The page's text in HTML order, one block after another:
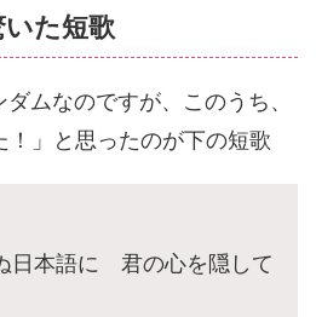
た短歌
ムなのですが、このうち、
」と思ったのが下の短歌
日本語に 君の心を隠して